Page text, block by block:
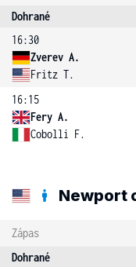
Dohrané
16:30
Zverev A.
Fritz T.
16:15
Fery A.
Cobolli F.
Newport
Zápas
Dohrané